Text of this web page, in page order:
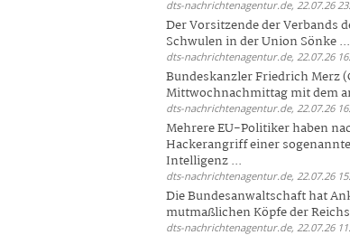
dts-nachrichtenagentur.de, 22.07.26
Der Vorsitzende der Verbands
Schwulen in der Union Sönke ...
dts-nachrichtenagentur.de, 22.07.26
Bundeskanzler Friedrich Merz
Mittwochnachmittag mit dem
dts-nachrichtenagentur.de, 22.07.26
Mehrere EU-Politiker haben
Hackerangriff einer
Intelligenz ...
dts-nachrichtenagentur.de, 22.07.26
Die Bundesanwaltschaft hat
mutmaßlichen Köpfe der
dts-nachrichtenagentur.de, 22.07.26